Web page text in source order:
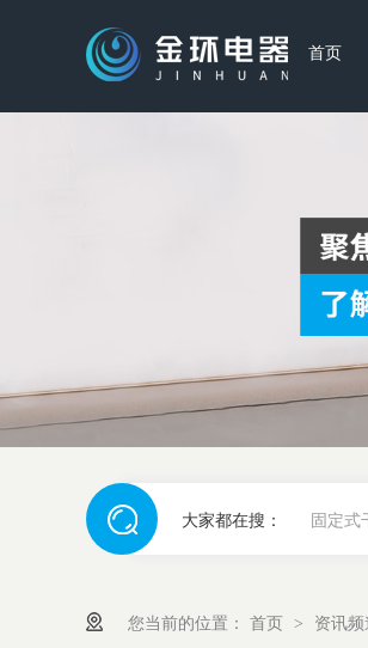
首页
大家都在搜： 固定式
您当前的位置： 首页 > 资讯频